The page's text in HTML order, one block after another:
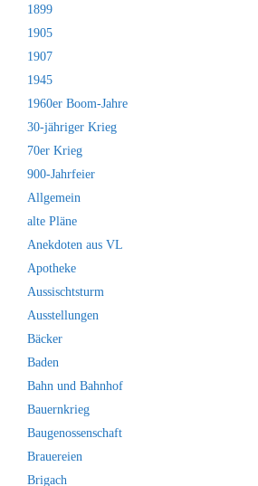
1899
1905
1907
1945
1960er Boom-Jahre
30-jähriger Krieg
70er Krieg
900-Jahrfeier
Allgemein
alte Pläne
Anekdoten aus VL
Apotheke
Aussischtsturm
Ausstellungen
Bäcker
Baden
Bahn und Bahnhof
Bauernkrieg
Baugenossenschaft
Brauereien
Brigach